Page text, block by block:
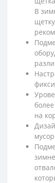
В
на